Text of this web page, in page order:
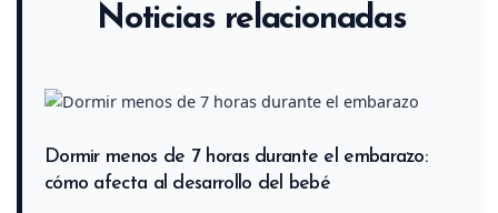
Noticias relacionadas
Dormir menos de 7 horas durante el embarazo:
cómo afecta al desarrollo del bebé